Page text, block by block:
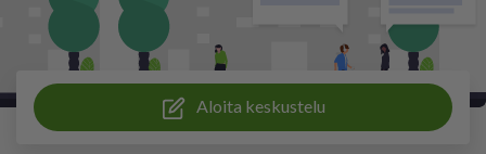
Aloita keskustelu